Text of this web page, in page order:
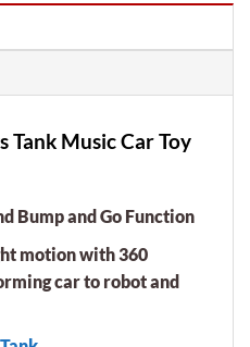
Tank Music Car Toy
Bump and Go Function
motion with 360
car to robot and